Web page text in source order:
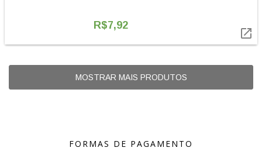
R$7,92

MOSTRAR MAIS PRODUTOS
FORMAS DE PAGAMENTO